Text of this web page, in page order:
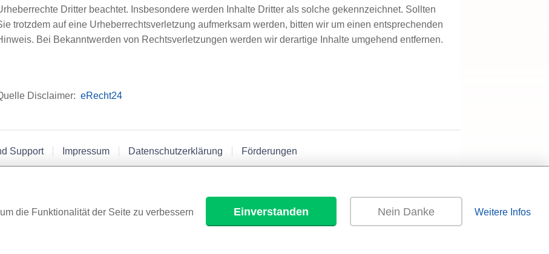
Dritter beachtet. Insbesondere werden Inhalte Dritter als solche gekennzeichnet. Sollten
trotzdem auf eine Urheberrechtsverletzung aufmerksam werden, bitten wir um einen entsprechenden
Bei Bekanntwerden von Rechtsverletzungen werden wir derartige Inhalte umgehend entfernen.
Disclaimer:eRecht24
Support Impressum Datenschutzerklärung Förderungen
die Funktionalität der Seite zu verbessern Einverstanden Nein Danke Weitere Infos